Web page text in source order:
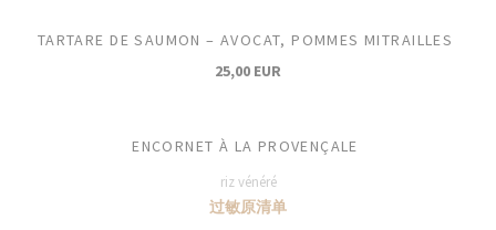
TARTARE DE SAUMON – AVOCAT, POMMES MITRAILLES
25,00 EUR
ENCORNET À LA PROVENÇALE
riz vénéré
过敏原清单